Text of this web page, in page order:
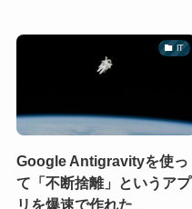
IT
Google Antigravityを使っ
て「不断捨離」というアプ
リを爆速で作れた